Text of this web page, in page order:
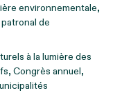
environnementale,
de
à la lumière des
Congrès annuel,